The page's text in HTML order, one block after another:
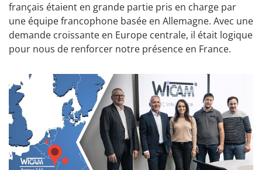
Machines supportées
français étaient en grande partie pris en charge par
une équipe francophone basée en Allemagne. Avec une
demande croissante en Europe centrale, il était logique
pour nous de renforcer notre présence en France.